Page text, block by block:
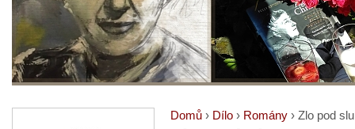
Domů › Dílo › Romány › Zlo pod